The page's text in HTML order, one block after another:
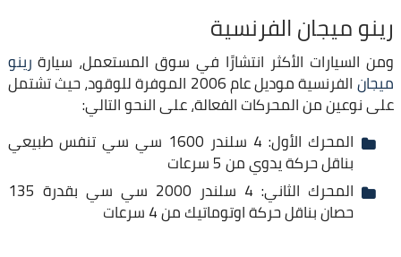
رينو ميجان الفرنسية
ومن السيارات الأكثر انتشارًا في سوق المستعمل، سيارة رينو
ميجان الفرنسية موديل عام 2006 الموفرة للوقود، حيث تشتمل
على نوعين من المحركات الفعالة، على النحو التالي:
المحرك الأول: 4 سلندر 1600 سي سي تنفس طبيعي
بناقل حركة يدوي من 5 سرعات
المحرك الثاني: 4 سلندر 2000 سي سي بقدرة 135
حصان بناقل حركة اوتوماتيك من 4 سرعات